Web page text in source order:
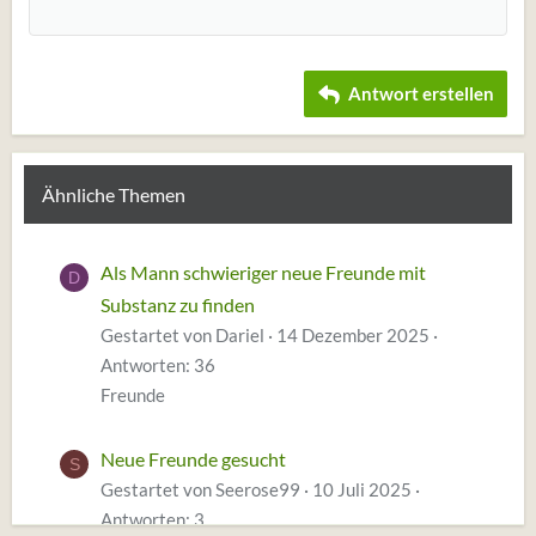
Antwort erstellen
Ähnliche Themen
D
Als Mann schwieriger neue Freunde mit
Substanz zu finden
Gestartet von Dariel
14 Dezember 2025
Antworten: 36
Freunde
S Neue Freunde gesucht
Gestartet von Seerose99
10 Juli 2025
Antworten: 3